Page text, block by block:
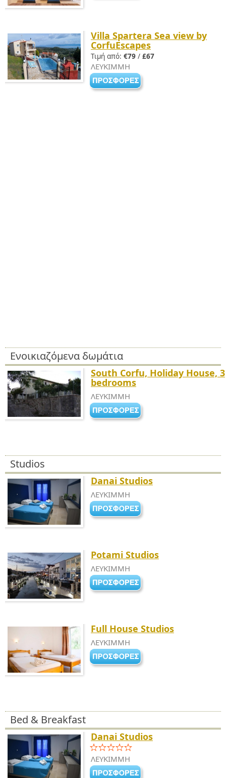
Villa Spartera Sea view by
CorfuEscapes
Τιμή από: €79 / £67
ΛΕΥΚΙΜΜΗ
Ενοικιαζόμενα δωμάτια
South Corfu, Holiday House, 3
bedrooms
ΛΕΥΚΙΜΜΗ
Studios
Danai Studios
ΛΕΥΚΙΜΜΗ
Potami Studios
ΛΕΥΚΙΜΜΗ
Full House Studios
ΛΕΥΚΙΜΜΗ
Bed & Breakfast
Danai Studios
ΛΕΥΚΙΜΜΗ